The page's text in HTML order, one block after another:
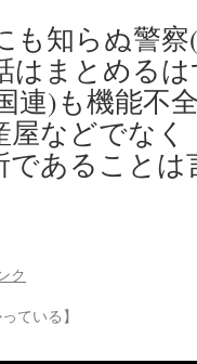
も知らぬ警
はまとめる
連)も機能不
屋などでな
であること
ク
ている】